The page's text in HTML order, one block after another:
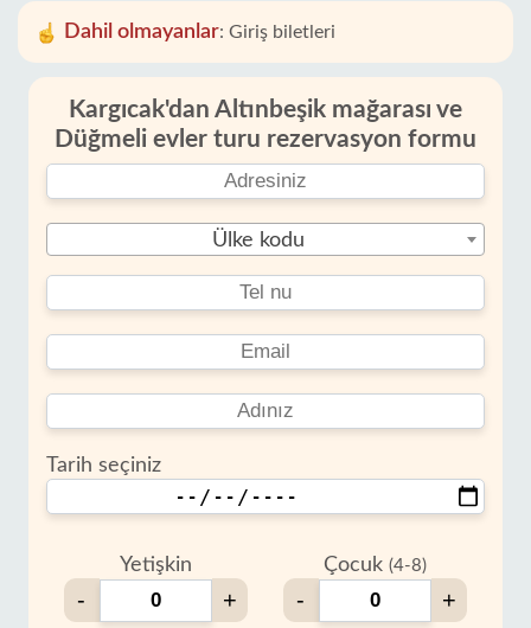
Dahil olmayanlar: Giriş biletleri
Kargıcak'dan Altınbeşik mağarası ve
Düğmeli evler turu rezervasyon formu
Ülke kodu
Tarih seçiniz
Yetişkin
- +
Çocuk (4-8)
- +